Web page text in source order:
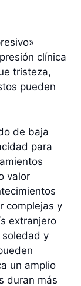
clínica
tristeza,
pueden
de baja
para
valor
complejas y
extranjero
soledad y
un amplio
duran más